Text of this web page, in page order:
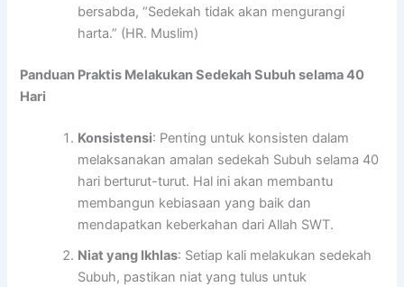
bersabda, “Sedekah tidak akan mengurangi
harta.” (HR. Muslim)
Panduan Praktis Melakukan Sedekah Subuh selama 40
Hari
Konsistensi: Penting untuk konsisten dalam
melaksanakan amalan sedekah Subuh selama 40
hari berturut-turut. Hal ini akan membantu
membangun kebiasaan yang baik dan
mendapatkan keberkahan dari Allah SWT.
Niat yang Ikhlas: Setiap kali melakukan sedekah
Subuh, pastikan niat yang tulus untuk